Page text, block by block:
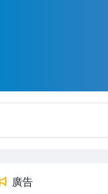
廣告